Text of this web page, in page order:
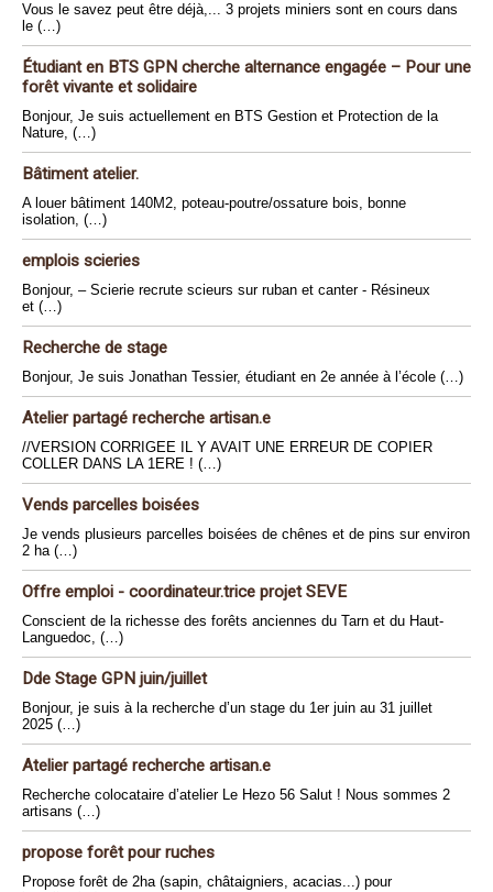
Vous le savez peut être déjà,... 3 projets miniers sont en cours dans
le (…)
Étudiant en BTS GPN cherche alternance engagée – Pour une
forêt vivante et solidaire
Bonjour, Je suis actuellement en BTS Gestion et Protection de la
Nature, (…)
Bâtiment atelier.
A louer bâtiment 140M2, poteau-poutre/ossature bois, bonne
isolation, (…)
emplois scieries
Bonjour, – Scierie recrute scieurs sur ruban et canter - Résineux
et (…)
Recherche de stage
Bonjour, Je suis Jonathan Tessier, étudiant en 2e année à l’école (…)
Atelier partagé recherche artisan.e
//VERSION CORRIGEE IL Y AVAIT UNE ERREUR DE COPIER
COLLER DANS LA 1ERE ! (…)
Vends parcelles boisées
Je vends plusieurs parcelles boisées de chênes et de pins sur environ
2 ha (…)
Offre emploi - coordinateur.trice projet SEVE
Conscient de la richesse des forêts anciennes du Tarn et du Haut-
Languedoc, (…)
Dde Stage GPN juin/juillet
Bonjour, je suis à la recherche d’un stage du 1er juin au 31 juillet
2025 (…)
Atelier partagé recherche artisan.e
Recherche colocataire d’atelier Le Hezo 56 Salut ! Nous sommes 2
artisans (…)
propose forêt pour ruches
Propose forêt de 2ha (sapin, châtaigniers, acacias...) pour